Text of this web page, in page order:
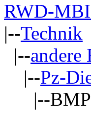
RWD-
|--Technik
|--andere
|--Pz-
|--